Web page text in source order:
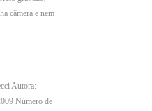
câmera e nem
Autora:
Número de